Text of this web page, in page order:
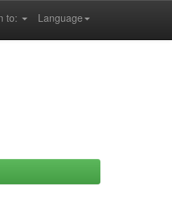
Language
to: